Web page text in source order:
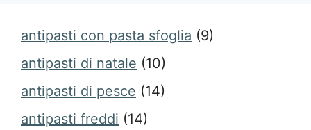
antipasti con pasta sfoglia (9)
antipasti di natale (10)
antipasti di pesce (14)
antipasti freddi (14)